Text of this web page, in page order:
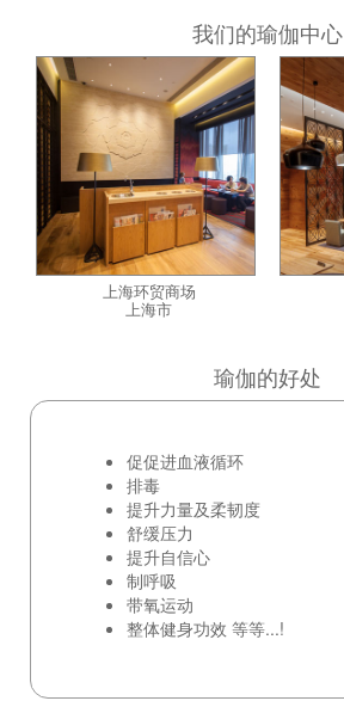
我们的瑜伽中心
上海环贸商场
上海市
瑜伽的好处
促促进血液循环
排毒
提升力量及柔韧度
舒缓压力
提升自信心
制呼吸
带氧运动
整体健身功效 等等...!